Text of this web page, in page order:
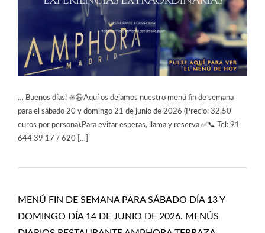
… Buenos días! ☀️😀Aquí os dejamos nuestro menú fin de semana
para el sábado 20 y domingo 21 de junio de 2026 (Precio: 32,50
euros por persona).Para evitar esperas, llama y reserva ✅📞 Tel: 91
644 39 17 / 620 […]
MENÚ FIN DE SEMANA PARA SÁBADO DÍA 13 Y
DOMINGO DÍA 14 DE JUNIO DE 2026. MENÚS